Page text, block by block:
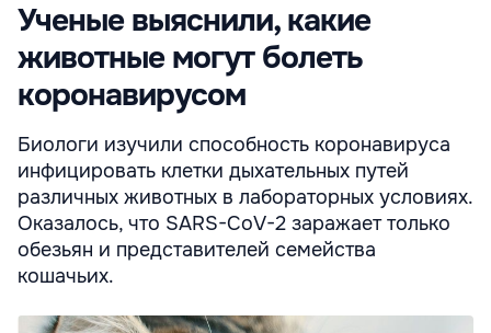
Ученые выяснили, какие
животные могут болеть
коронавирусом
Биологи изучили способность коронавируса
инфицировать клетки дыхательных путей
различных животных в лабораторных условиях.
Оказалось, что SARS-CoV-2 заражает только
обезьян и представителей семейства
кошачьих.